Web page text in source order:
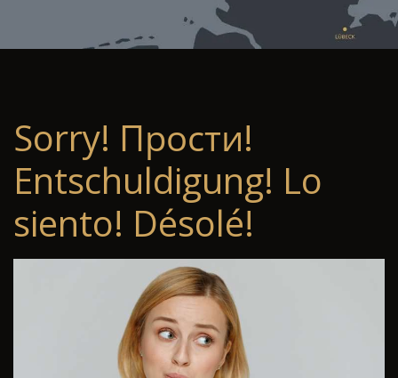
Sorry! Прости!
Entschuldigung! Lo
siento! Désolé!